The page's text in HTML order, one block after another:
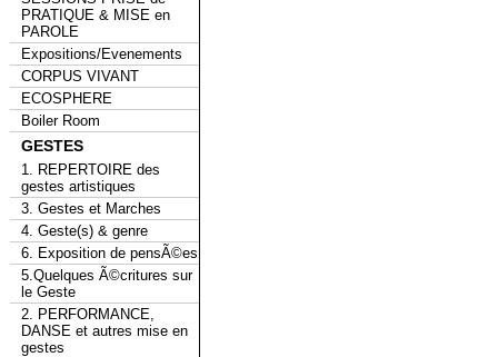
PRATIQUE & MISE en
PAROLE
Expositions/Evenements
CORPUS VIVANT
ECOSPHERE
Boiler Room
GESTES
1. REPERTOIRE des
gestes artistiques
3. Gestes et Marches
4. Geste(s) & genre
6. Exposition de pensÃ©es
5.Quelques Ã©critures sur
le Geste
2. PERFORMANCE,
DANSE et autres mise en
gestes